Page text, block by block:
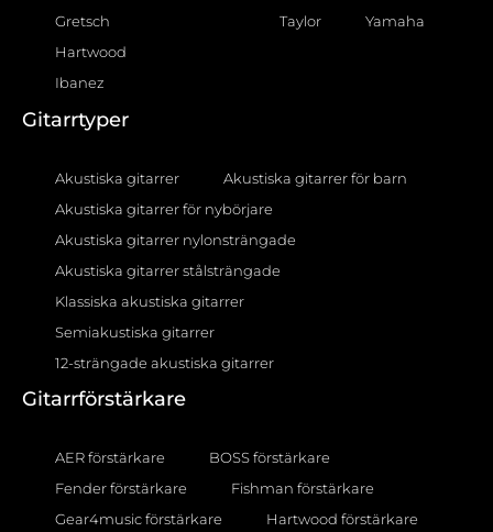
Gretsch
Hartwood
Ibanez
Taylor
Yamaha
Gitarrtyper
Akustiska gitarrer
Akustiska gitarrer för barn
Akustiska gitarrer för nybörjare
Akustiska gitarrer nylonsträngade
Akustiska gitarrer stålsträngade
Klassiska akustiska gitarrer
Semiakustiska gitarrer
12-strängade akustiska gitarrer
Gitarrförstärkare
AER förstärkare
BOSS förstärkare
Fender förstärkare
Fishman förstärkare
Gear4music förstärkare
Hartwood förstärkare